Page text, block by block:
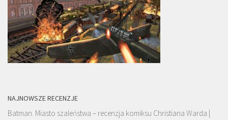
NAJNOWSZE RECENZJE
Batman. Miasto szaleństwa – recenzja komiksu Christiana Warda |